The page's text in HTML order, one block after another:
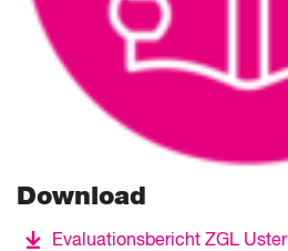
Download
Evaluationsbericht ZGL